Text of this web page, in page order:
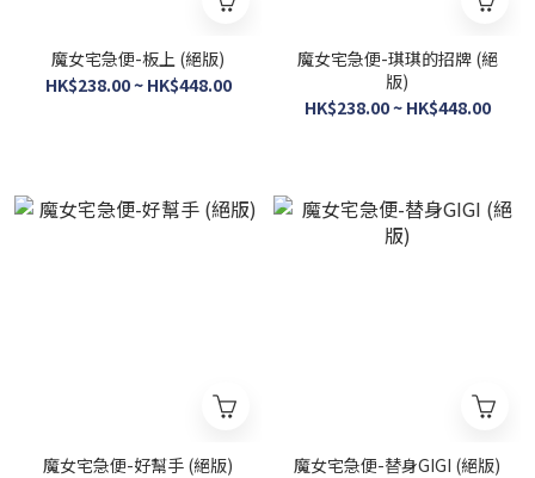
魔女宅急便-板上 (絕版)
HK$238.00 ~ HK$448.00
魔女宅急便-琪琪的招牌 (絕
版)
HK$238.00 ~ HK$448.00
魔女宅急便-好幫手 (絕版)
魔女宅急便-替身GIGI (絕版)